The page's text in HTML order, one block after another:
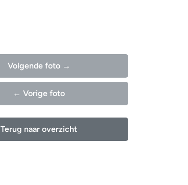
Volgende foto →
← Vorige foto
Terug naar overzicht